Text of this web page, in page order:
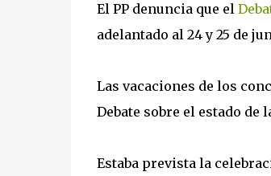
El PP denuncia que el
adelantado al 24 y 25 de
Las vacaciones de los
Debate sobre el estado de
Estaba prevista la